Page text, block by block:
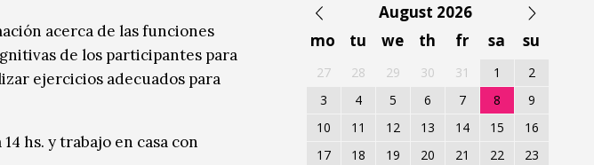
acerca de las funciones
de los participantes para
ejercicios adecuados para
hs. y trabajo en casa con
August 2026
mo
tu we th fr sa su
27 28 29 30 31 1
2
3
4 5 6 7 8
9
10
11 12 13 14 15
16
17
18 19 20 21 22
23